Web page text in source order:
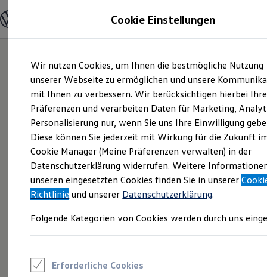
Hauptinhalt
springen
Footer
springen
Modelle und Konfigurator
Modelle vergleichen
Elektroautos
ENERGY Sondermodelle
Nutzfahrzeuge
SUV und CUV
Familienautos
Kombis
Kompaktwagen
Sportwagen
Schnell verfügbare Fahrzeuge
Angebote und Produkte
Aktuelle Angebote
E-Auto-Förderung
Volkswagen Marktplatz
Junge Gebrauchtwagen und Gebrauchtwagen
Saisonangebote
Cookie Einstellungen
Wir nutzen Cookies, um Ihnen die bestmögliche Nutzung
unserer Webseite zu ermöglichen und unsere
mit Ihnen zu verbessern. Wir berücksichtigen hierbei Ihre
Präferenzen und verarbeiten Daten für Marketing,
Personalisierung nur, wenn Sie uns Ihre Einwilligung
Diese können Sie jederzeit mit Wirkung für die Zukunft
Cookie Manager (Meine Präferenzen verwalten) in der
Datenschutzerklärung widerrufen. Weitere
unseren eingesetzten Cookies finden Sie in unserer
Richtlinie und unserer Datenschutzerklärung.
Folgende Kategorien von Cookies werden durch uns
Erforderliche Cookies